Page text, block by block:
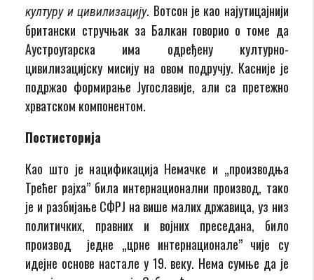
културу и цивилизацију. Вотсон је као најутицајнији
британски стручњак за Балкан говорио о томе да
Аустроугарска има одређену културно-
цивилизацијску мисију на овом подручју. Касније је
подржао формирање Југославије, али са претежно
хрватском компонентом.
Постисторија
Као што је нацификација Немачке и „производња
Трећег рајха” била интернационални производ, тако
је и разбијање СФРЈ на више малих државица, уз низ
политичких, правних и војних преседана, било
производ једне „црне интернационале” чије су
идејне основе настале у 19. веку. Нема сумње да је